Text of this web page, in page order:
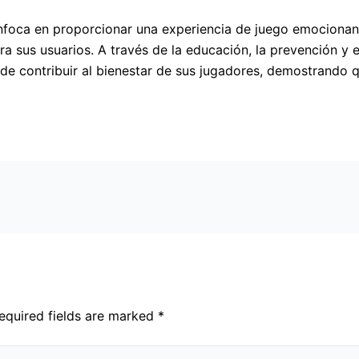
en proporcionar una experiencia de juego
sus usuarios. A través de la educación, la prevención y
contribuir al bienestar de sus jugadores, demostrando
fields are marked *